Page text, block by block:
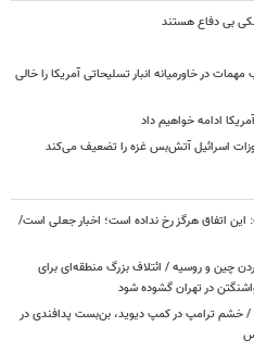
بی دفاع هستند
در خاورمیانه انبار تسلیحاتی آمریکا را خالی
ادامه خواهیم داد
اتفاق هرگز رخ نداده است؛ اخبار جعلی است/
چین و روسیه / ائتلاف بزرگ منطقه‌ای برای
در تهران گشوده شود
/ خشم ترامپ در کمپ دیوید، بن‌بست پدافندی در